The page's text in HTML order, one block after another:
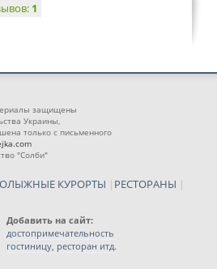
1
защищены
Украины,
только с письменного
"Солби"
КУРОРТЫ | РЕСТОРАНЫ |
Добавить на сайт:
достопримечательность
гостиницу, ресторан итд.